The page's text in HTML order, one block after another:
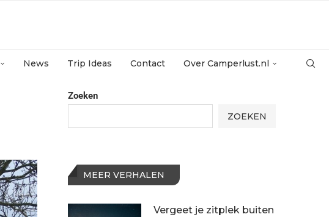
News Trip Ideas Contact Over Camperlust.nl
Zoeken
ZOEKEN
MEER VERHALEN
Vergeet je zitplek buiten